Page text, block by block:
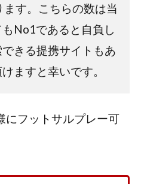
ます。こちらの数は当
No1であると自負し
きる提携サイトもあ
ますと幸いです。
にフットサルプレー可